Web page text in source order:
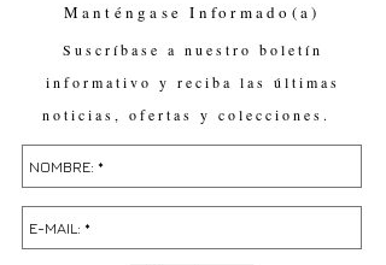
Manténgase Informado(a)
Suscríbase a nuestro boletín
informativo y reciba las últimas
noticias, ofertas y colecciones.